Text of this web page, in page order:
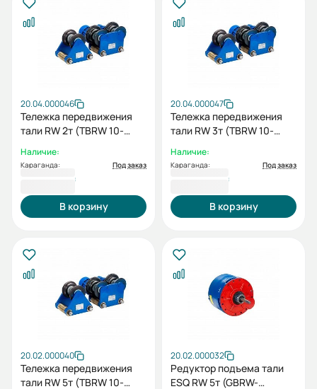
20.04.000046
Тележка передвижения
тали RW 2т (TBRW 10-
(IBRW 10-20/30)
Наличие:
Караганда: Под заказ
В корзину
20.04.000047
Тележка передвижения
тали RW 3т (TBRW 10-
(IBRW 10-20/30)
Наличие:
Караганда: Под заказ
В корзину
20.02.000040
Тележка передвижения
тали RW 5т (TBRW 10-
20.02.000032
Редуктор подъема тали
ESQ RW 5т (GBRW-